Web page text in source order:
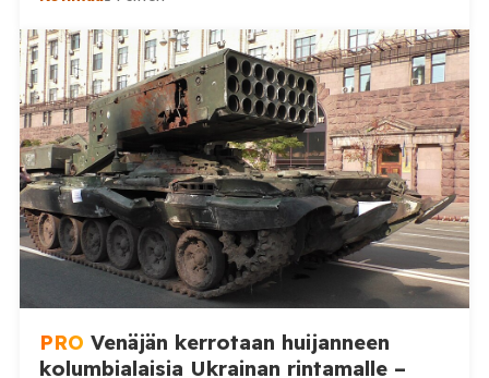
Virka pyritään täyttämään 1. lokakuuta 2026 alkaen, ja
sen virkapaikkana on Vaasa. Poliisipäällikkö vastaa
muun muassa poliisilaitoksen toiminnan, talouden ja
henkilöstön johtamisesta sekä poliisipalvelujen
järjestämisestä laitoksen alueella. Tilaa Posi […]
PRO Venäjän kerrotaan huijanneen
kolumbialaisia Ukrainan rintamalle –